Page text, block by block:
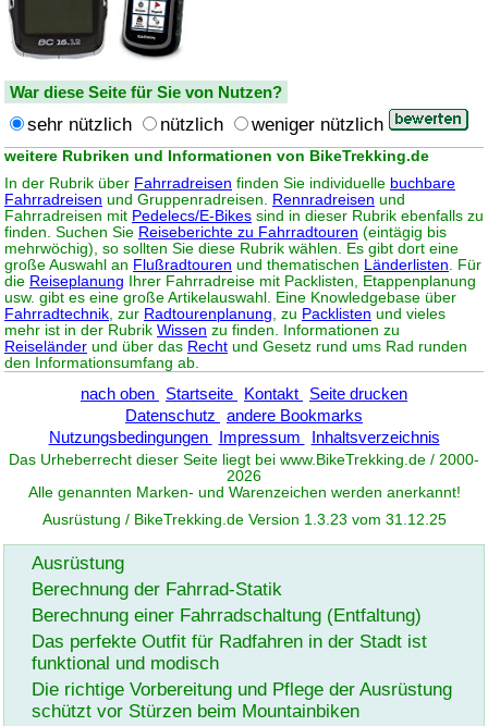
War diese Seite für Sie von Nutzen?
sehr nützlich nützlich weniger nützlich
weitere Rubriken und Informationen von BikeTrekking.de
In der Rubrik über Fahrradreisen finden Sie individuelle buchbare
Fahrradreisen und Gruppenradreisen. Rennradreisen und
Fahrradreisen mit Pedelecs/E-Bikes sind in dieser Rubrik ebenfalls zu
finden. Suchen Sie Reiseberichte zu Fahrradtouren (eintägig bis
mehrwöchig), so sollten Sie diese Rubrik wählen. Es gibt dort eine
große Auswahl an Flußradtouren und thematischen Länderlisten. Für
die Reiseplanung Ihrer Fahrradreise mit Packlisten, Etappenplanung
usw. gibt es eine große Artikelauswahl. Eine Knowledgebase über
Fahrradtechnik, zur Radtourenplanung, zu Packlisten und vieles
mehr ist in der Rubrik Wissen zu finden. Informationen zu
Reiseländer und über das Recht und Gesetz rund ums Rad runden
den Informationsumfang ab.
nach oben Startseite Kontakt
Seite drucken
Datenschutz
andere Bookmarks
Nutzungsbedingungen
Impressum Inhaltsverzeichnis
Das Urheberrecht dieser Seite liegt bei www. BikeTrekking.de / 2000-
2026
Alle genannten Marken- und Warenzeichen werden anerkannt!
Ausrüstung / BikeTrekking.de Version 1.3.23 vom 31.12.25
Ausrüstung
Berechnung der Fahrrad-Statik
Berechnung einer Fahrradschaltung (Entfaltung)
Das perfekte Outfit für Radfahren in der Stadt ist
funktional und modisch
Die richtige Vorbereitung und Pflege der Ausrüstung
schützt vor Stürzen beim Mountainbiken